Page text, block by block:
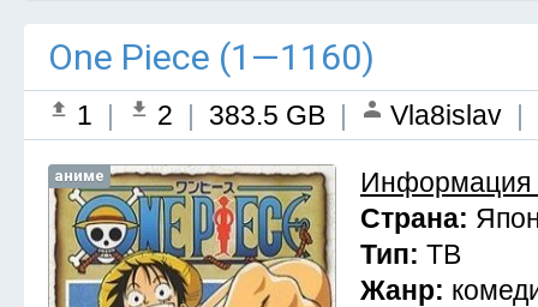
One Piece (1—1160)
1 | 2 | 383.5 GB | Vla8islav |
аниме
Информация
Страна:
Тип: ТВ
Жанр: